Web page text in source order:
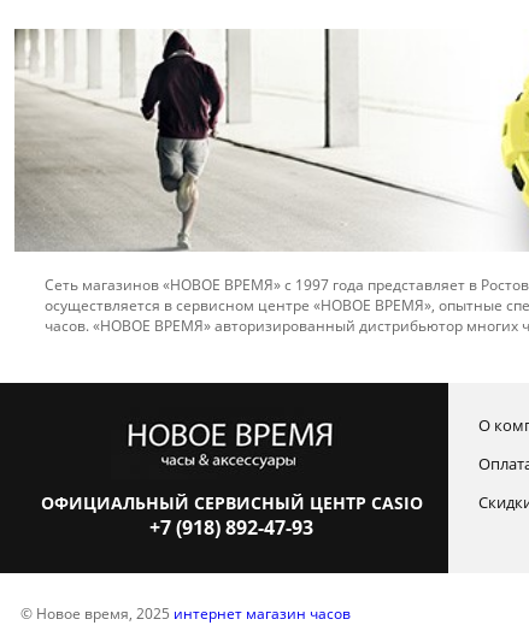
Сеть магазинов «НОВОЕ ВРЕМЯ» с 1997 года представляет в
осуществляется в сервисном центре «НОВОЕ ВРЕМЯ», опытные
часов. «НОВОЕ ВРЕМЯ» авторизированный дистрибьютор многих
ОФИЦИАЛЬНЫЙ СЕРВИСНЫЙ ЦЕНТР CASIO
+7 (918) 892-47-93
О
© Новое время, 2025 интернет магазин часов